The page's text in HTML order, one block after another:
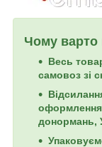
Чому варто
Весь
самовоз зі
донормань,